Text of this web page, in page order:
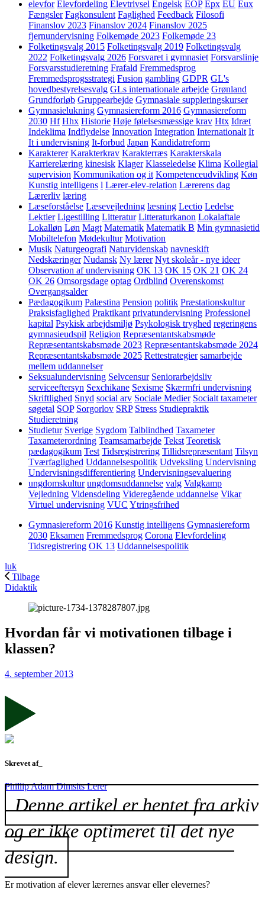
elevfor Elevfordeling Elevtrivsel Engelsk EOP Epx EU Eux
Fængsler Fagkonsulent Faglighed Feedback Filosofi
Finanslov 2023 Finanslov 2024 Finanslov 2025
fjernundervisning Folkemøde 2023 Folkemøde 23
Folketingsvalg 2015 Folketingsvalg 2019 Folketingsvalg
2022 Folketingsvalg 2026 Forsvaret i gymnasiet Forsvarslinje
Forsvarsstudieretning Frafald Fremmedsprog
Fremmedsprogsstrategi Fusion gambling GDPR GL's
hovedbestyrelsesvalg GLs internationale arbejde Grønland
Grundforløb Gruppearbejde Gymnasiale suppleringskurser
Gymnasielukning Gymnasiereform 2016 Gymnasiereform
2030 Hf Hhx Historie Høje følelsesmæssige krav Htx Idræt
Indeklima Indflydelse Innovation Integration Internationalt It
It i undervisning It-forbud Japan Kandidatreform
Karakterer Karakterkrav Karakterræs Karakterskala
Karrierelæring kinesisk Klager Klasseledelse Klima Kollegial
supervision Kommunikation og it Kompetenceudvikling Køn
Kunstig intelligens l Lærer-elev-relation Lærerens dag
Lærerliv læring
Læseforståelse Læsevejledning læsning Lectio Ledelse
Lektier Ligestilling Litteratur Litteraturkanon Lokalaftale
Lokalløn Løn Magt Matematik Matematik B Min gymnasietid
Mobiltelefon Mødekultur Motivation
Musik Naturgeografi Naturvidenskab navneskift
Nedskæringer Nudansk Ny lærer Nyt skoleår - nye ideer
Observation af undervisning OK 13 OK 15 OK 21 OK 24
OK 26 Omsorgsdage optag Ordblind Overenskomst
Overgangsalder
Pædagogikum Palæstina Pension politik Præstationskultur
Praksisfaglighed Praktikant privatundervisning Professionel
kapital Psykisk arbejdsmiljø Psykologisk tryghed regeringens
gymnasieudspil Religion Repræsentantskabsmøde
Repræsentantskabsmøde 2023 Repræsentantskabsmøde 2024
Repræsentantskabsmøde 2025 Rettestrategier samarbejde
mellem uddannelser
Seksualundervisning Selvcensur Seniorarbejdsliv
serviceeftersyn Sexchikane Sexisme Skærmfri undervisning
Skriftlighed Snyd social arv Sociale Medier Socialt taxameter
søgetal SOP Sorgorlov SRP Stress Studiepraktik
Studieretning
Studietur Sverige Sygdom Talblindhed Taxameter
Taxameterordning Teamsamarbejde Tekst Teoretisk
pædagogikum Test Tidsregistrering Tillidsrepræsentant Tilsyn
Tværfaglighed Uddannelsespolitik Udveksling Undervisning
Undervisningsdifferentiering Undervisningsevaluering
ungdomskultur ungdomsuddannelse valg Valgkamp
Vejledning Vidensdeling Videregående uddannelse Vikar
Virtuel undervisning VUC Ytringsfrihed
Gymnasiereform 2016 Kunstig intelligens Gymnasiereform
2030 Eksamen Fremmedsprog Corona Elevfordeling
Tidsregistrering OK 13 Uddannelsespolitik
luk
Tilbage
Didaktik
Hvordan får vi motivationen tilbage i
klassen?
4. september 2013
Skrevet af_
Phillip Adam Dimsits Lerer
Denne artikel er hentet fra arkiv
og er ikke optimeret til det nye
design.
Er motivation af elever lærernes ansvar eller elevernes?